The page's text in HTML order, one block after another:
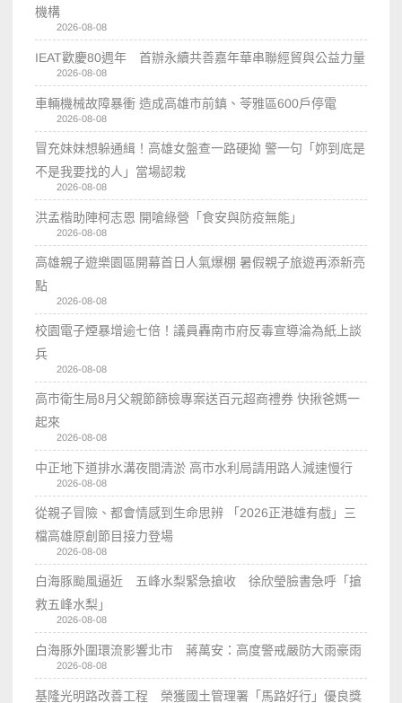
機構
2026-08-08
IEAT歡慶80週年 首辦永續共善嘉年華串聯經貿與公益力量
2026-08-08
車輛機械故障暴衝 造成高雄市前鎮、苓雅區600戶停電
2026-08-08
冒充妹妹想躲通緝！高雄女盤查一路硬拗 警一句「妳到底是
不是我要找的人」當場認栽
2026-08-08
洪孟楷助陣柯志恩 開嗆綠營「食安與防疫無能」
2026-08-08
高雄親子遊樂園區開幕首日人氣爆棚 暑假親子旅遊再添新亮
點
2026-08-08
校園電子煙暴增逾七倍！議員轟南市府反毒宣導淪為紙上談
兵
2026-08-08
高市衛生局8月父親節篩檢專案送百元超商禮券 快揪爸媽一
起來
2026-08-08
中正地下道排水溝夜間清淤 高市水利局請用路人減速慢行
2026-08-08
從親子冒險、都會情感到生命思辨 「2026正港雄有戲」三
檔高雄原創節目接力登場
2026-08-08
白海豚颱風逼近 五峰水梨緊急搶收 徐欣瑩臉書急呼「搶
救五峰水梨」
2026-08-08
白海豚外圍環流影響北市 蔣萬安：高度警戒嚴防大雨豪雨
2026-08-08
基隆光明路改善工程 榮獲國土管理署「馬路好行」優良獎